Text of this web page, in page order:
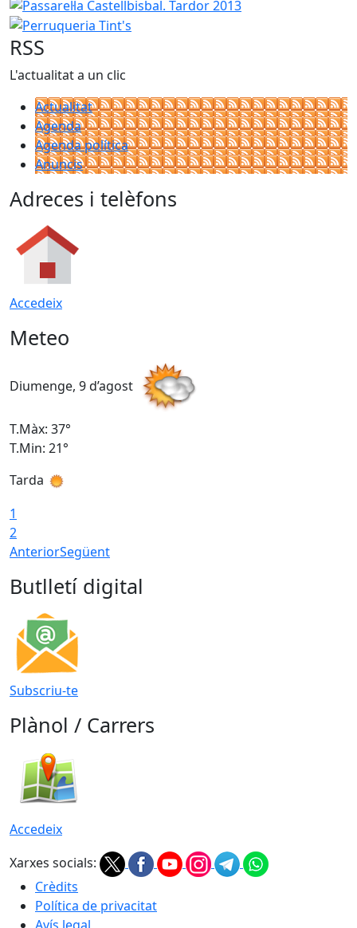
RSS
L'actualitat a un clic
Actualitat
Agenda
Agenda política
Anuncis
Adreces i telèfons
Accedeix
Meteo
Diumenge, 9 d’agost
T.Màx: 37°
T.Min: 21°
Tarda
1
2
AnteriorSegüent
Butlletí digital
Subscriu-te
Plànol / Carrers
Accedeix
Xarxes socials:
Crèdits
Política de privacitat